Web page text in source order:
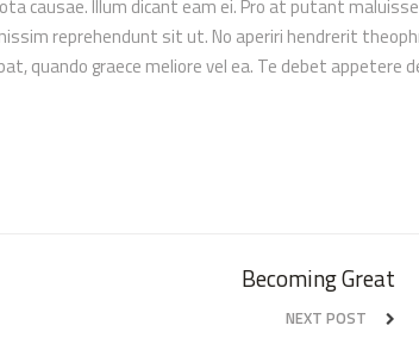
causae. Illum dicant eam ei. Pro at putant
reprehendunt sit ut. No aperiri hendrerit
quando graece meliore vel ea. Te debet appetere
Becoming Great
NEXT POST